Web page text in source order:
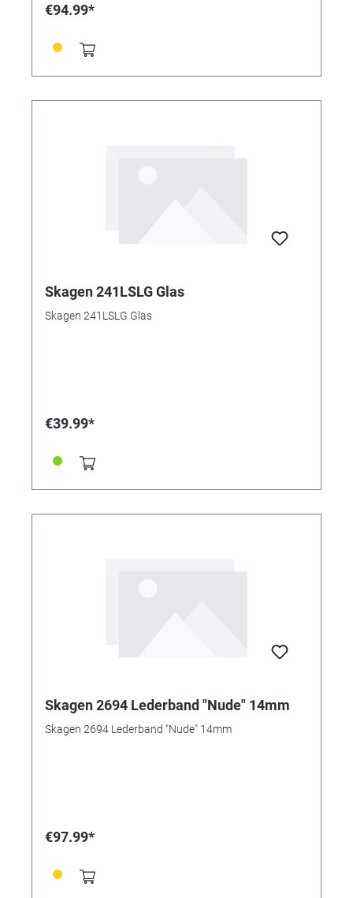
€94.99*
Skagen 241LSLG Glas
Skagen 241LSLG Glas
€39.99*
Skagen 2694 Lederband "Nude" 14mm
Skagen 2694 Lederband "Nude" 14mm
€97.99*